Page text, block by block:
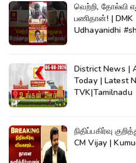
வெற்றி, தோல்வி
பணிதான்! | DMK
Udhayanidhi
District News |
Today | Latest
TVK|Tamilnadu
நிதிப்பகிர்வு
CM Vijay |